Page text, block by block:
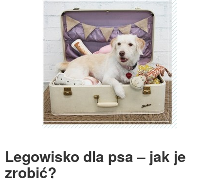
Legowisko dla psa – jak je
zrobić?